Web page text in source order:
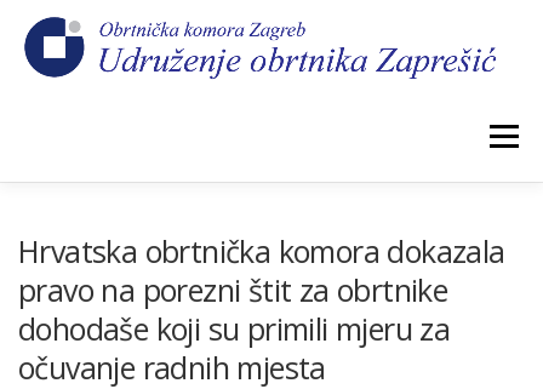
sadržaj
Izbornik
O NAMA CEHOVI KOMORSKI DOPRINOS
Hrvatska obrtnička komora dokazala
pravo na porezni štit za obrtnike
dohodaše koji su primili mjeru za
očuvanje radnih mjesta